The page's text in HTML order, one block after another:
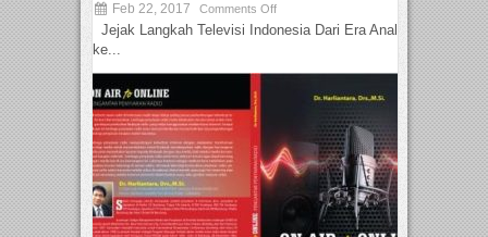
Feb 22, 2017 Comments Off
Jejak Langkah Televisi Indonesia Dari Era Analog
ke...